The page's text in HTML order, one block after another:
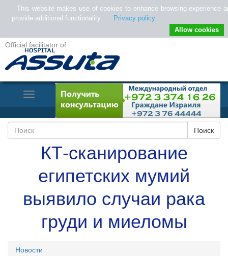
Official facilitator of
Toggle
Navigation
КТ-сканирование
египетских мумий
выявило случаи рака
груди и миеломы
Новости
This website makes use of cookies to enhance browsing experience
provide additional functionality.
Privacy policy
Allow cookies